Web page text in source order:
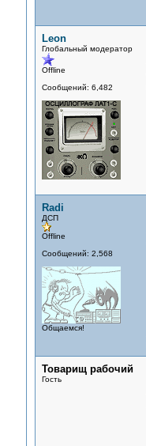
Leon
Глобальный модератор
Offline
Сообщений: 6,482
Radi
ДСП
Offline
Сообщений: 2,568
Общаемся!
Товарищ рабочий
Гость